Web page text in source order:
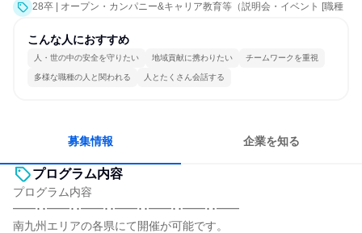
28卒 | オープン・カンパニー&キャリア教育等（説明会・イベント [職種
こんな人におすすめ
人・世の中の安全を守りたい 地域貢献に携わりたい チームワークを重視
多様な職種の人と関われる 人とたくさん会話する
募集情報 企業を知る
プログラム内容
プログラム内容
━━･･━━･･━━･･━━･･━━･･━━･･━━
南九州エリアの各県にて開催が可能です。